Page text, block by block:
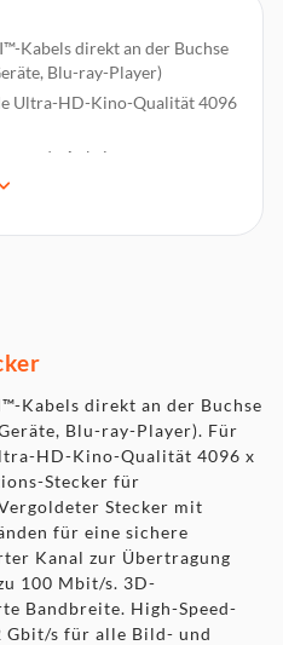
Kabels direkt an der Buchse
Blu-ray-Player)
Ultra-HD-Kino-Qualität 4096
Anbringung
Übergangswiderständen
von Netzwerkdaten mit
Kabels direkt an der Buchse
Blu-ray-Player). Für
HD-Kino-Qualität 4096 x
Stecker für
Stecker mit
für eine sichere
Kanal zur Übertragung
100 Mbit/s. 3D-
Bandbreite. High-Speed-
Gbit/s für alle Bild- und